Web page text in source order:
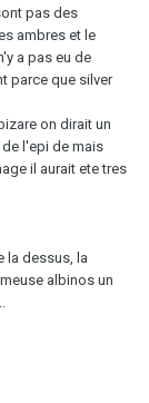
pas des
ambres et le
a pas eu de
parce que silver
on dirait un
l'epi de mais
il aurait ete tres
la dessus, la
albinos un